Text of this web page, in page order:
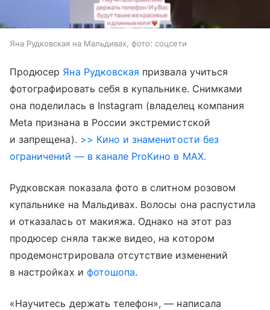
Яна Рудковская на Мальдивах, фото: соцсети
Продюсер Яна Рудковская призвала учиться
фотографировать себя в купальнике. Снимками
она поделилась в Instagram (владелец компания
Meta признана в России экстремистской
и запрещена). >> Кино и знаменитости без
ограничений — в канале ProКино в MAX.
Рудковская показала фото в слитном розовом
купальнике на Мальдивах. Волосы она распустила
и отказалась от макияжа. Однако на этот раз
продюсер сняла также видео, на котором
продемонстрировала отсутствие изменений
в настройках и фотошопа.
«Научитесь держать телефон», — написала